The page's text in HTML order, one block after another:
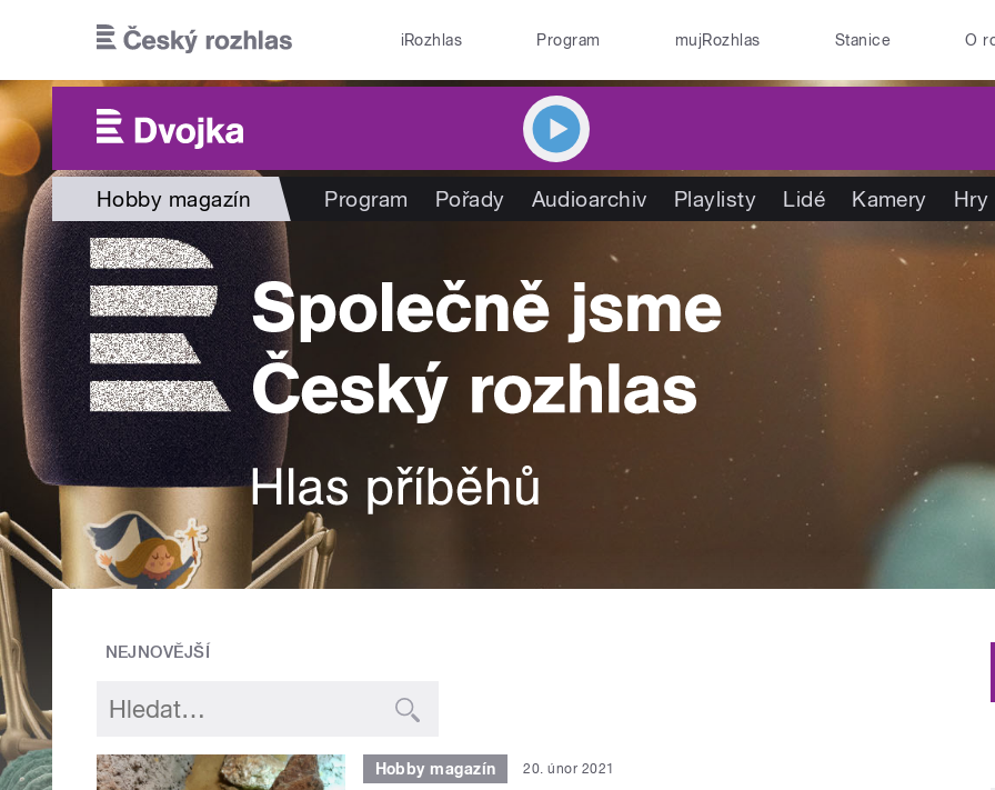
iRozhlas Program mujRozhlas Stanice O
Hobby magazín Program Pořady Audioarchiv Playlisty Lidé Kamery Hry
NEJNOVĚJŠÍ
Hobby magazín 20. únor 2021